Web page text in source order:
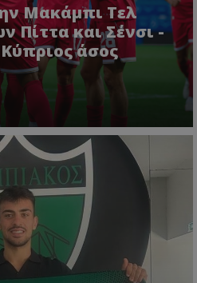
Μακάμπι Τελ
Πίττα και Σένσι -
άσος